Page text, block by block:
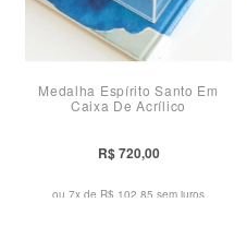
Medalha Espírito Santo Em
Caixa De Acrílico
R$ 720,00
ou 7x de R$ 102,85 sem juros